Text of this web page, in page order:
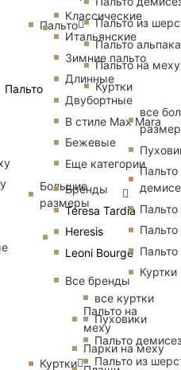
Пальто
Классические
Итальянские
Зимние пальто
Длинные
Двубортные
В стиле Max Mara
Бежевые
Еще категории
Бренды
Teresa Tardia
Heresis
Leoni Bourge
Все бренды
Пальто на
меху
Парки на меху
Пальто
Пальто из
Пальто альпака
Пальто на меху
Куртки
Большие
размеры
все
Пальто
Пальто
Куртки
Куртки
все куртки
Пуховики
Пальто
Пальто из